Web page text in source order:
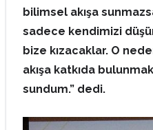
bilimsel akışa
sadece kendimizi
bize kızacaklar. O
akışa katkıda
sundum.” dedi.